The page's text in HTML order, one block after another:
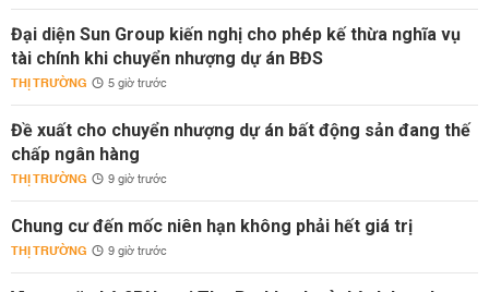
Đại diện Sun Group kiến nghị cho phép kế thừa nghĩa vụ
tài chính khi chuyển nhượng dự án BĐS
THỊ TRƯỜNG 5 giờ trước
Đề xuất cho chuyển nhượng dự án bất động sản đang thế
chấp ngân hàng
THỊ TRƯỜNG 9 giờ trước
Chung cư đến mốc niên hạn không phải hết giá trị
THỊ TRƯỜNG 9 giờ trước